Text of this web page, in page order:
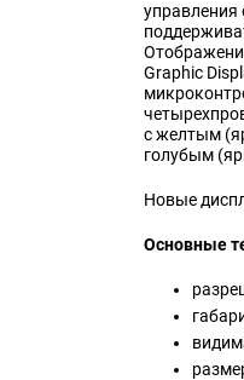
Graphic
с желтым
голубым
Новые
Основные